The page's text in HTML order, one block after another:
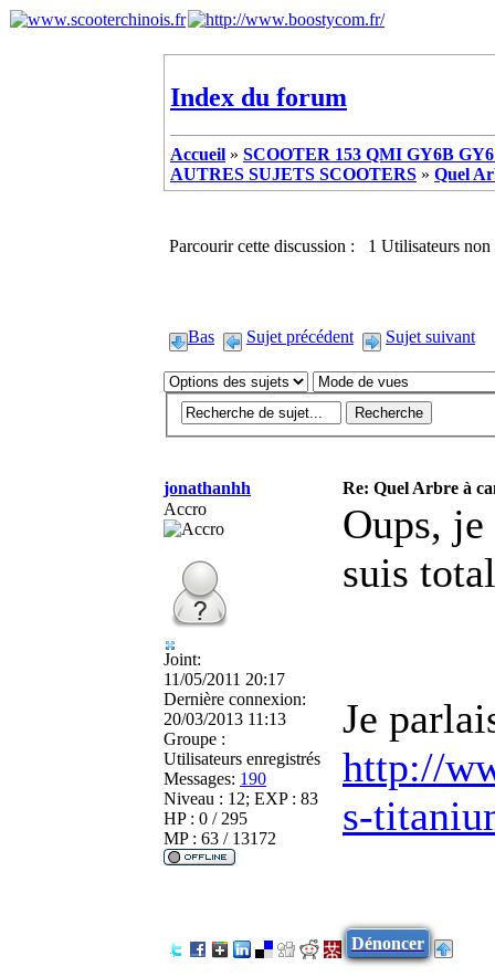
Index du forum
Accueil » SCOOTER 153 QMI GY6B
AUTRES SUJETS SCOOTERS » Quel
Parcourir cette discussion : 1 Utilisateurs non
Bas Sujet précédent Sujet suivant
jonathanhh
Re: Quel Arbre à
Accro
Joint:
11/05/2011 20:17
Dernière connexion:
20/03/2013 11:13
Groupe :
Utilisateurs enregistrés
Messages: 190
Niveau : 12; EXP : 83
HP : 0 / 295
MP : 63 / 13172
Oups,
suis
Je
http://
s-
Dénoncer